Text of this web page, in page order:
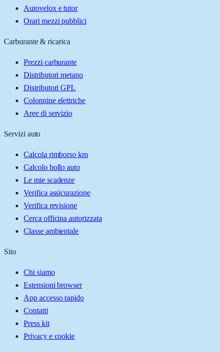
Autovelox e tutor
Orari mezzi pubblici
Carburante & ricarica
Prezzi carburante
Distributori metano
Distributori GPL
Colonnine elettriche
Aree di servizio
Servizi auto
Calcola rimborso km
Calcolo bollo auto
Le mie scadenze
Verifica assicurazione
Verifica revisione
Cerca officina autorizzata
Classe ambientale
Sito
Chi siamo
Estensioni browser
App accesso rapido
Contatti
Press kit
Privacy e cookie